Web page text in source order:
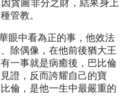
貪圖非分之財，結果身上
管教。
眼中看為正的事，他效法
除偶像，在他前後猶大王
一事就是病癒後，巴比倫
證，反而誇耀自己的寶
倫，是他一生中最嚴重的